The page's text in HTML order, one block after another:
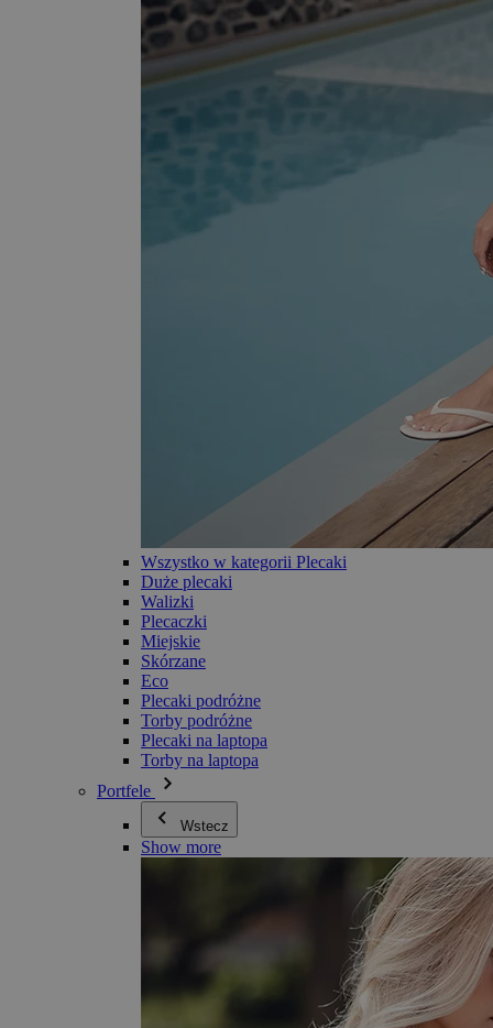
Wszystko w kategorii Plecaki
Duże plecaki
Walizki
Plecaczki
Miejskie
Skórzane
Eco
Plecaki podróżne
Torby podróżne
Plecaki na laptopa
Torby na laptopa
Portfele
Wstecz
Show more